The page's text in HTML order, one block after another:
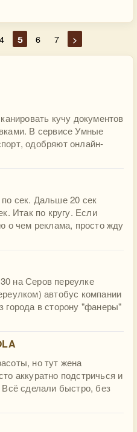
4 5 6 7 >
кучу документов
В сервисе Умные
одобряют онлайн-
сек. Дальше 20 сек
Итак по кругу. Если
о чем реклама, просто жду
на Серов переулке
автобус компании
города в сторону "фанеры"
но тут жена
аккуратно подстричься и
сделали быстро, без